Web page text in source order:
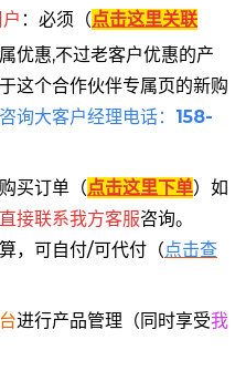
： 必须 （点击这里关联
优惠,不过老客户优惠的产
这个合作伙伴专属页的新购
询大客户经理电话： 158-
买订单（点击这里下单） 如
直接联系我方客服咨询。
，可自付/可代付（点击查
进行产品管理（同时享受我